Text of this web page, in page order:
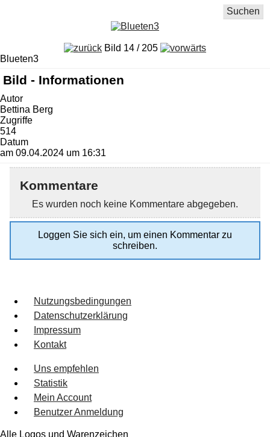
Suchen
Bild 14 / 205
Blueten3
Bild - Informationen
Autor
Bettina Berg
Zugriffe
514
Datum
am 09.04.2024 um 16:31
Kommentare
Es wurden noch keine Kommentare abgegeben.
Loggen Sie sich ein, um einen Kommentar zu
schreiben.
Nutzungsbedingungen
Datenschutzerklärung
Impressum
Kontakt
Uns empfehlen
Statistik
Mein Account
Benutzer Anmeldung
Alle Logos und Warenzeichen